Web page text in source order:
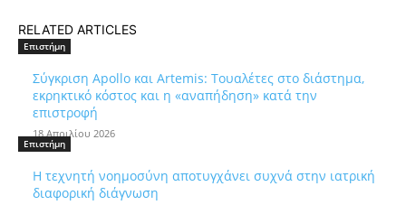
RELATED ARTICLES
Επιστήμη
Σύγκριση Apollo και Artemis: Τουαλέτες στο διάστημα,
εκρηκτικό κόστος και η «αναπήδηση» κατά την
επιστροφή
18 Απριλίου 2026
Επιστήμη
Η τεχνητή νοημοσύνη αποτυγχάνει συχνά στην ιατρική
διαφορική διάγνωση